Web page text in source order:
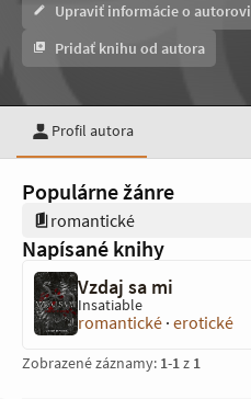
Upraviť informácie o autorovi
Pridať knihu od autora
Profil autora
Populárne žánre
romantické
Napísané knihy
Vzdaj sa mi
Insatiable
romantické · erotické
Zobrazené záznamy: 1-1z 1